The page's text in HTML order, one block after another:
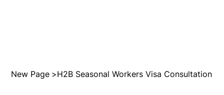
New Page >H2B Seasonal Workers Visa Consultation